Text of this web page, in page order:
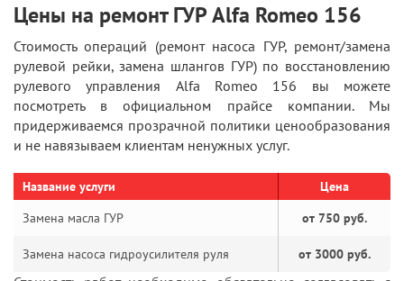
Цены на ремонт ГУР Alfa Romeo 156
Стоимость операций (ремонт насоса ГУР, ремонт/замена
рулевой рейки, замена шлангов ГУР) по восстановлению
рулевого управления Alfa Romeo 156 вы можете
посмотреть в официальном прайсе компании. Мы
придерживаемся прозрачной политики ценообразования
и не навязываем клиентам ненужных услуг.
Название услуги
Цена
Замена масла ГУР
от 750 руб.
Замена насоса гидроусилителя руля от 3000 руб.